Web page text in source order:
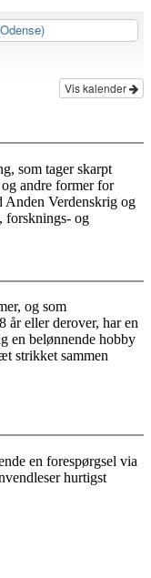
Vis kalender
som tager skarpt
andre former for
Anden Verdenskrig og
forsknings- og
og som
år eller derover, har en
en belønnende hobby
strikket sammen
en forespørgsel via
hurtigst